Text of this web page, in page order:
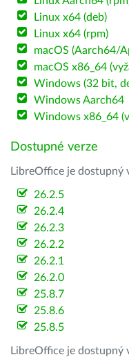
Linux x64 (deb)
Linux x64 (rpm)
macOS (Aarch64/
macOS x86_64
Windows (32 bit,
Windows Aarch64
Windows x86_64
Dostupné verze
LibreOffice je dostupný
26.2.5
26.2.4
26.2.3
26.2.2
26.2.1
26.2.0
25.8.7
25.8.6
25.8.5
LibreOffice je dostupný